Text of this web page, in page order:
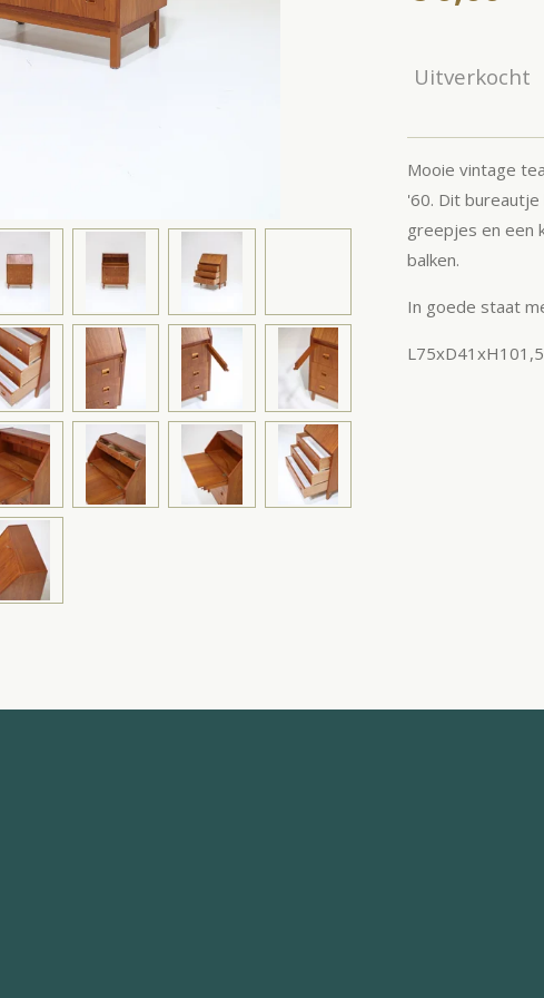
Uitverkocht
Mooie vintage
'60. Dit
greepjes en een
balken.
In goede staat